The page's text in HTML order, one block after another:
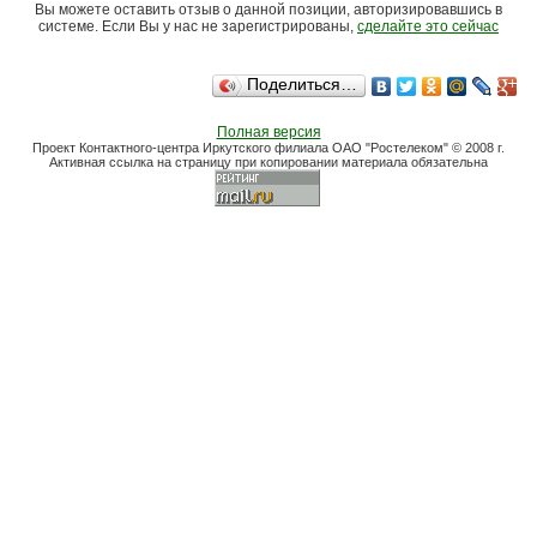
Вы можете оставить отзыв о данной позиции, авторизировавшись в
системе. Если Вы у нас не зарегистрированы, сделайте это сейчас
Поделиться…
Полная версия
Проект Контактного-центра Иркутского филиала ОАО "Ростелеком" © 2008 г.
Активная ссылка на страницу при копировании материала обязательна